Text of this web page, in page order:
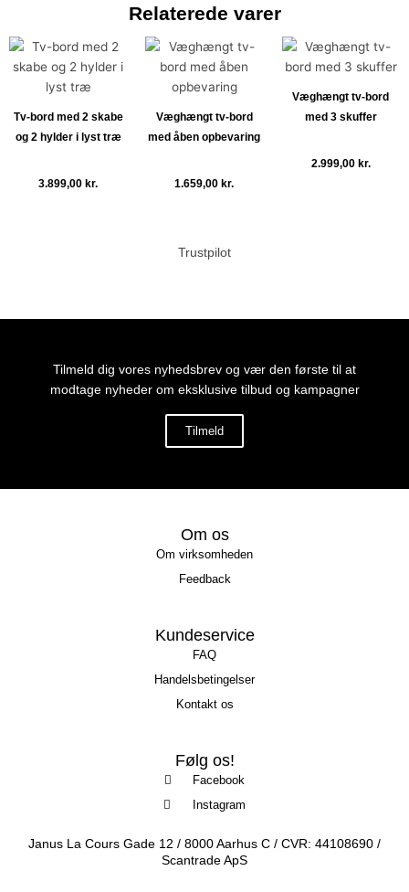
Relaterede varer
Tv-bord med 2 skabe
og 2 hylder i lyst træ
3.899,00kr.
Væghængt tv-bord
med åben opbevaring
1.659,00kr.
Væghængt tv-bord
med 3 skuffer
2.999,00 kr.
Trustpilot
Tilmeld dig vores nyhedsbrev og vær den første til at
modtage nyheder om eksklusive tilbud og kampagner
Tilmeld
Om os
Om virksomheden
Feedback
Kundeservice
FAQ
Handelsbetingelser
Kontakt os
Følg os!
Facebook
Instagram
Janus La Cours Gade 12 / 8000 Aarhus C / CVR: 44108690 /
Scantrade ApS